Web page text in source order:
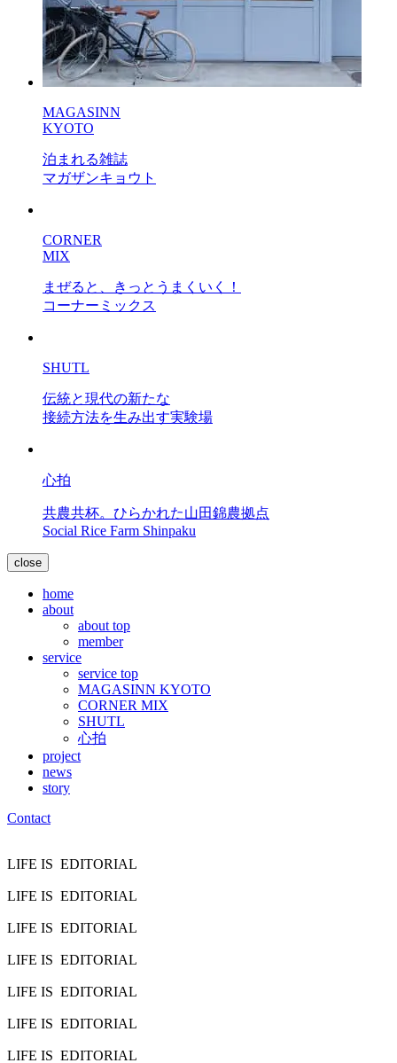
MAGASINN
KYOTO
泊まれる雑誌
マガザンキョウト
CORNER
MIX
まぜると、きっとうまくいく！
コーナーミックス
SHUTL
伝統と現代の新たな
接続方法を生み出す実験場
心拍
共農共杯。ひらかれた山田錦農拠点
Social Rice Farm Shinpaku
close
home
about
about top
member
service
service top
MAGASINN KYOTO
CORNER MIX
SHUTL
心拍
project
news
story
Contact
LIFE IS EDITORIAL
LIFE IS EDITORIAL
LIFE IS EDITORIAL
LIFE IS EDITORIAL
LIFE IS EDITORIAL
LIFE IS EDITORIAL
LIFE IS EDITORIAL